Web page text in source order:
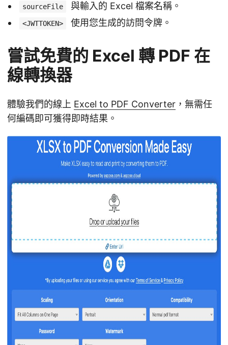
sourceFile 與輸入的 Excel 檔案名稱。
<JWTTOKEN> 使用您生成的訪問令牌。
嘗試免費的 Excel 轉 PDF 在
線轉換器
體驗我們的線上 Excel to PDF Converter ，無需任
何編碼即可獲得即時結果。